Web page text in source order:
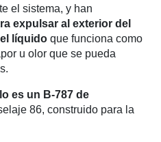
el sistema, y han
expulsar al exterior del
líquido que funciona como
u olor que se pueda
es un B-787 de
86, construido para la